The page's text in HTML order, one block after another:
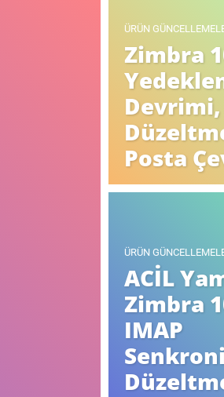
ÜRÜN
Zimbra
Posta
ÜRÜN
ACİL
Zimbra
IMAP